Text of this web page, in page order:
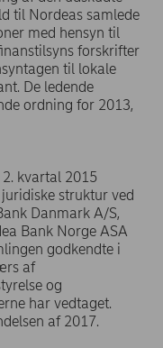
til Nordeas samlede
med hensyn til
forskrifter
til lokale
De ledende
ordning for 2013,
kvartal 2015
struktur ved
Danmark A/S,
Bank Norge ASA
godkendte i
af
og
har vedtaget.
af 2017.